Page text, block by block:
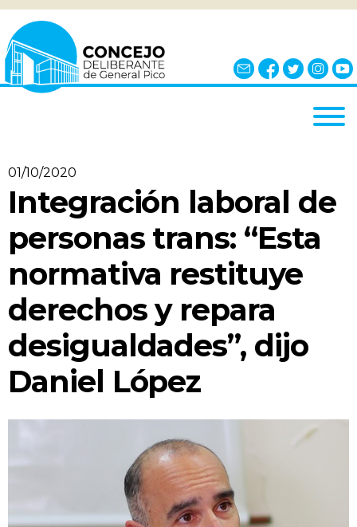
¿QUÉ ES?
AUTORIDADES
BLOQUES
COMISIONES
NOTICIAS
CONCEJO TRANSPARENTE
INFORMACIÓN DE SESIONES
SEGUIMIENTO DE TRÁMITES
BUSCADOR DE NORMATIVAS
01/10/2020
Integración laboral de
personas trans: “Esta
normativa restituye
derechos y repara
desigualdades”, dijo
Daniel López